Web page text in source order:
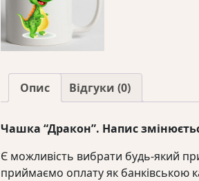
Опис Відгуки (0)
Чашка “Дракон”. Напис
Є можливість вибрати будь-який
приймаємо оплату як банківською